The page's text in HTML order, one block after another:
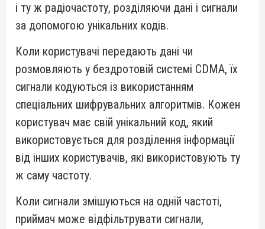
і ту ж радіочастоту, розділяючи дані і сигнали
за допомогою унікальних кодів.
Коли користувачі передають дані чи
розмовляють у бездротовій системі CDMA, їх
сигнали кодуються із використанням
спеціальних шифрувальних алгоритмів. Кожен
користувач має свій унікальний код, який
використовується для розділення інформації
від інших користувачів, які використовують ту
ж саму частоту.
Коли сигнали змішуються на одній частоті,
приймач може відфільтрувати сигнали,